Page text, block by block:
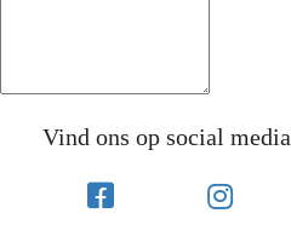
Vind ons op social media